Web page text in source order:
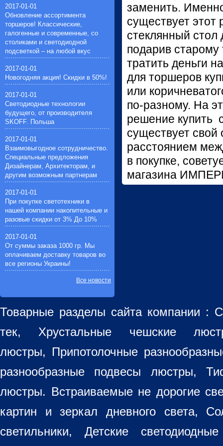
заменить.
существует этот
стеклянный стол
подарив
тратить деньги
для торшеров
или
по-разному. На
решение купить
существует
расстоянием
в покупке,
магазина
ртутные лампочки(4)
натриевые лампочки(4)
лампочки общего назначения(11)
2017-01-01
Обновление ассортимента
торшеров! Классические,
галогенные и современные, со
столиками и светодиодной
подсветкой – на любой вкус
2017-01-01
Новогодняя акция! Скидки в 50%!
2017-01-01
Светодиодные технологии
будущего, от производителя
SKOFF. Польша
2017-01-01
Взаимовыгодное сотрудничество.
Специальные предложения
Дизайнерам, Архитекторам, и
другим возможным партнерам
2017-01-01
При покупке светотехники в
нашей компании накопительные и
разовые скидки от 3% До 10%
2017-01-01
От суммы заказа 1000 гр. Мы
оплачиваем доставку товаров во
все регионы Украины!
Все новости
Товарные разделы сайта компании :
тек, Хрустальные чешские
люстры, Припотолочные
разнообразные подвесы люстры,
люстры. Встраиваемые не дорогие
картин и зеркал дневного света,
светильники, Детские